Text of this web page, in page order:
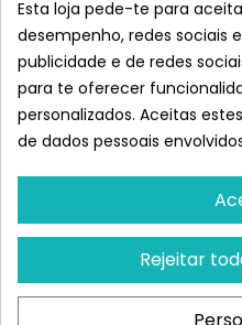
NutriBird P19
de Loros
Esta loja pede-te para
desempenho, redes sociais
publicidade e de redes
para te oferecer
personalizados. Aceitas
de dados pessoais
Rejeitar